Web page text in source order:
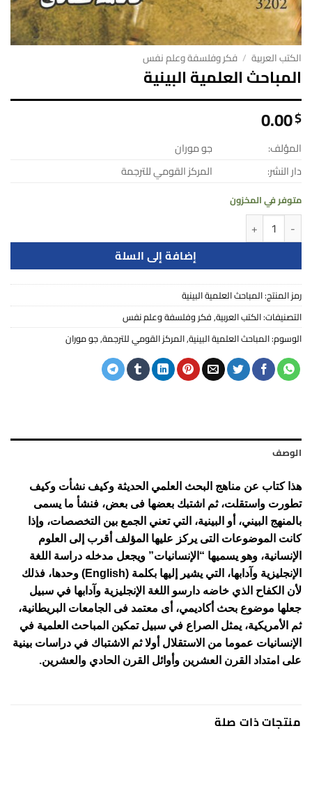
الكتب العربية / فكر وفلسفة وعلم نفس
المباحث العلمية البينية
0.00$
المؤلف:
جو موران
دار النشر:
المركز القومي للترجمة
متوفر في المخزون
كمية المباحث العلمية البينية
إضافة إلى السلة
رمز المنتج:المباحث العلمية البينية
التصنيفات:الكتب العربية,فكر وفلسفة وعلم نفس
الوسوم:المباحث العلمية البينية,المركز القومي للترجمة,جو موران
الوصف
هذا كتاب عن مناهج البحث العلمي الحديثة وكيف نشأت وكيف
تطورت واستقلت، ثم اشتبك بعضها فى بعض، فنشأ ما يسمى
بالمنهج البيني، أو البينية، التي تعني الجمع بين التخصصات، وإذا
كانت الموضوعات التى يركز عليها المؤلف أقرب إلى العلوم
الإنسانية، وهو يسميها “الإنسانيات” ويجعل مدخله دراسة اللغة
الإنجليزية وآدابها، التي يشير إليها بكلمة (English) وحدها، فذلك
لأن الكفاح الذي خاضه دارسو اللغة الإنجليزية وآدابها في سبيل
جعلها موضوع بحث أكاديمي، أى معتمد فى الجامعات البريطانية،
ثم الأمريكية، يمثل الصراع في سبيل تمكين المباحث العلمية في
الإنسانيات عموما من الاستقلال أولا ثم الاشتباك في دراسات بينية
على امتداد القرن العشرين وأوائل القرن الحادي والعشرين.
منتجات ذات صلة